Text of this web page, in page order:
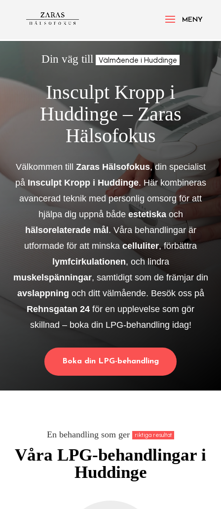
Din väg till Välmående i Huddinge
Insculpt Kropp i
Huddinge – Zaras
Hälsofokus
Välkommen till Zaras Hälsofokus, din specialist
på Insculpt Kropp i Huddinge. Här kombineras
avancerad teknik med personlig omsorg för att
hjälpa dig uppnå både estetiskaoch
hälsorelaterade mål . Våra behandlingar är
utformade för att minska celluliter, förbättra
lymfcirkulationen, och lindra
muskelspänningar, samtidigt som de främjar din
avslappning och ditt välmående. Besök oss på
Rehnsgatan 24 för en upplevelse som gör
skillnad – boka din LPG-behandling idag!
Boka din LPG-behandling
En behandling som ger riktiga resultat
Våra LPG-behandlingar i
Huddinge